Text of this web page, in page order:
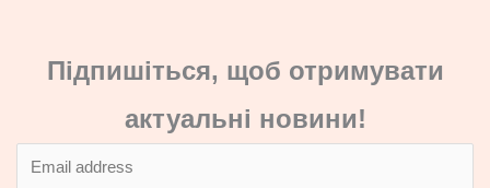
Підпишіться, щоб отримувати
актуальні новини!